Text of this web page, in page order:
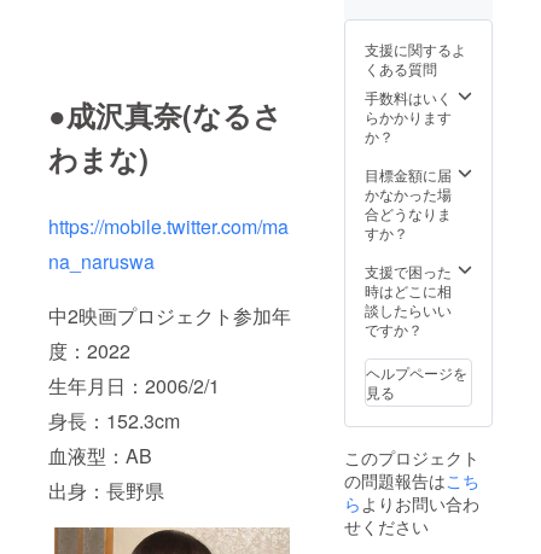
●成沢真奈(なるさ
わまな)
https://mobile.twitter.com/ma
na_naruswa
中2映画プロジェクト参加年
度：2022
生年月日：2006/2/1
身長：152.3cm
血液型：AB
出身：長野県
３者を
特定す
る内容
や公序
良俗に
反する
お断り
させて
頂く場
す。そ
の場合
CAMPF
IREでご
ユー
ザーID
を掲載
させて
す
げを行
いま
す。 ＊
支援
時、必
ず備考
ロール
に掲載
するお
ネーム
等も可)
をご記
入くだ
掲載す
るお名
前や企
業名は
上、第
３者を
特定す
る内容
や公序
作成し
MP4
データ
で登録
いただ
いた
アドレ
ス宛に
お送り
させて
きます
※ロケ弁
は運営
側でご
せて頂
きま
す。 ※
撮影現
し入れ
の際に
『〇〇
さんか
らロケ
定）+メ
グが収
録され
たDVD
をお送
り致し
＊エン
ドロー
ルにお
名前が
す ＊支
援者の
中で一
番大き
つ場所
に記載
します
＊支援
ず備考
欄に特
別協賛
として
掲載す
支援に関するよ
くある質問
手数料はいく
らかかります
か？
目標金額に届
かなかった場
合どうなりま
すか？
支援で困った
時はどこに相
談したらいい
ですか？
ヘルプページを
見る
このプロジェクト
の問題報告はこち
らよりお問い合わ
せください